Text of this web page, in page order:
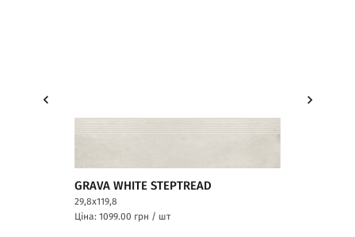
GRAVA WHITE STEPTREAD
29,8x119,8
Ціна: 1099.00 грн / шт